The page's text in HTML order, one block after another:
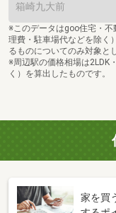
箱崎九大前
※このデータはgoo住宅・
理費・駐車場代などを除く
るものについてのみ対象と
※周辺駅の価格相場は2LDK
く）を算出したものです。
家を買